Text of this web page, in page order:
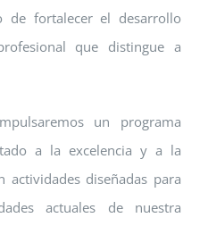
de fortalecer el desarrollo
que distingue a
un programa
a la excelencia y a la
actividades diseñadas para
actuales de nuestra